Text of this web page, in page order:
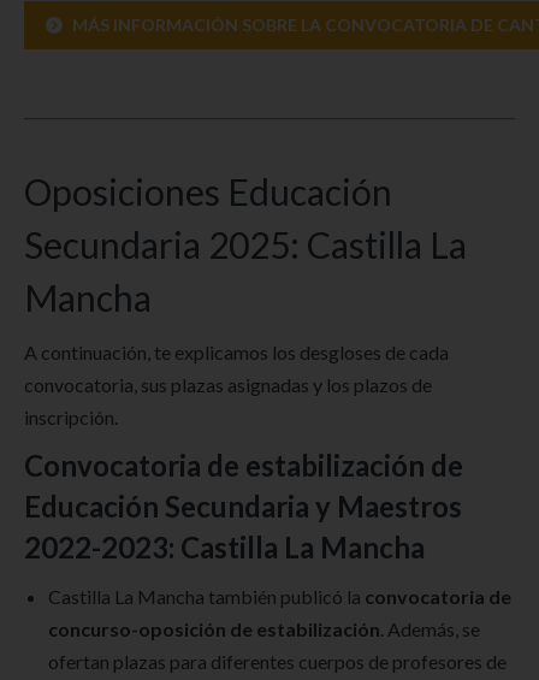
MÁS INFORMACIÓN SOBRE LA CONVOCATORIA DE
Oposiciones Educación
Secundaria 2025: Castilla La
Mancha
A continuación, te explicamos los desgloses de cada
convocatoria, sus plazas asignadas y los plazos de
inscripción.
Convocatoria de estabilización de
Educación Secundaria y Maestros
2022-2023: Castilla La Mancha
Castilla La Mancha también publicó la convocatoria de
concurso-oposición de estabilización . Además, se
ofertan plazas para diferentes cuerpos de profesores de